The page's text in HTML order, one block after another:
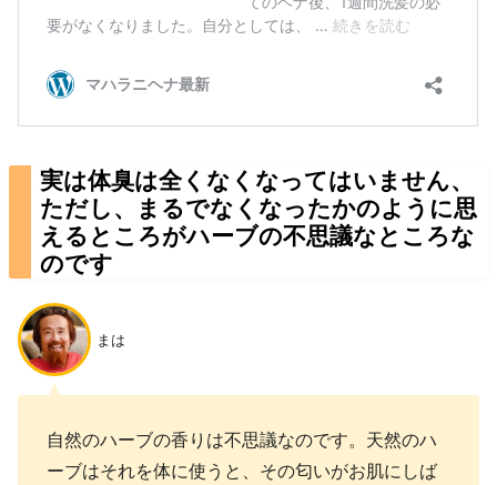
実は体臭は全くなくなってはいません、
ただし、まるでなくなったかのように思
えるところがハーブの不思議なところな
のです
まは
自然のハーブの香りは不思議なのです。天然のハ
ーブはそれを体に使うと、その匂いがお肌にしば